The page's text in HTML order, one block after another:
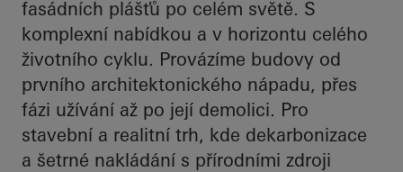
fasádních plášťů po celém světě. S
komplexní nabídkou a v horizontu celého
životního cyklu. Provázíme budovy od
prvního architektonického nápadu, přes
fázi užívání až po její demolici. Pro
stavební a realitní trh, kde dekarbonizace
a šetrné nakládání s přírodními zdroji